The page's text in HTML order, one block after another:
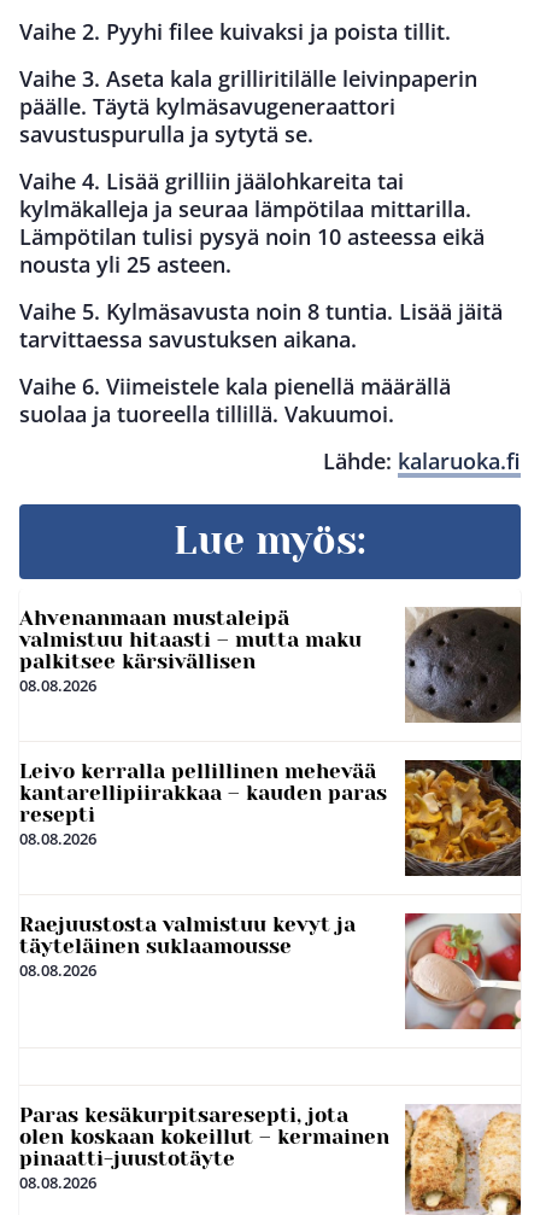
Vaihe 2. Pyyhi filee kuivaksi ja poista tillit.
Vaihe 3. Aseta kala grilliritilälle leivinpaperin
päälle. Täytä kylmäsavugeneraattori
savustuspurulla ja sytytä se.
Vaihe 4. Lisää grilliin jäälohkareita tai
kylmäkalleja ja seuraa lämpötilaa mittarilla.
Lämpötilan tulisi pysyä noin 10 asteessa eikä
nousta yli 25 asteen.
Vaihe 5. Kylmäsavusta noin 8 tuntia. Lisää jäitä
tarvittaessa savustuksen aikana.
Vaihe 6. Viimeistele kala pienellä määrällä
suolaa ja tuoreella tillillä. Vakuumoi.
Lähde: kalaruoka.fi
Lue myös:
Ahvenanmaan mustaleipä
valmistuu hitaasti – mutta maku
palkitsee kärsivällisen
08.08.2026
Leivo kerralla pellillinen mehevää
kantarellipiirakkaa – kauden paras
resepti
08.08.2026
Raejuustosta valmistuu kevyt ja
täyteläinen suklaamousse
08.08.2026
Paras kesäkurpitsaresepti, jota
olen koskaan kokeillut – kermainen
pinaatti-juustotäyte
08.08.2026